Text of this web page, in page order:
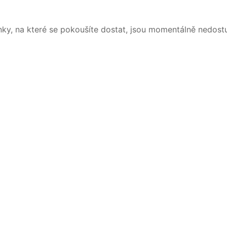
na které se pokoušíte dostat, jsou momentálně